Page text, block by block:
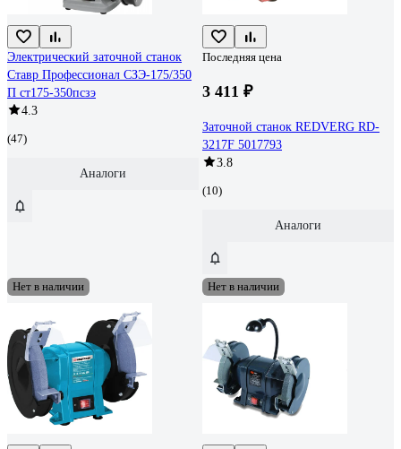
Электрический заточной станок
Ставр Профессионал СЗЭ-175/350
П ст175-350псзэ
4.3
(47)
Аналоги
Последняя цена
3 411 ₽
Заточной станок REDVERG RD-
3217F 5017793
3.8
(10)
Аналоги
Нет в наличии Нет в наличии